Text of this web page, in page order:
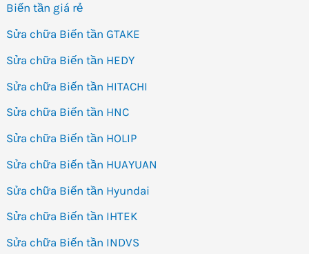
Biến tần giá rẻ
Sửa chữa Biến tần GTAKE
Sửa chữa Biến tần HEDY
Sửa chữa Biến tần HITACHI
Sửa chữa Biến tần HNC
Sửa chữa Biến tần HOLIP
Sửa chữa Biến tần HUAYUAN
Sửa chữa Biến tần Hyundai
Sửa chữa Biến tần IHTEK
Sửa chữa Biến tần INDVS